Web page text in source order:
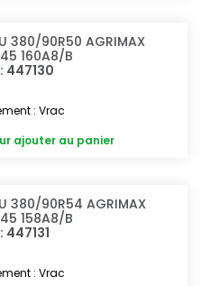
380/90R50 AGRIMAX
160A8/B
447130
: Vrac
ajouter au panier
380/90R54 AGRIMAX
158A8/B
447131
: Vrac